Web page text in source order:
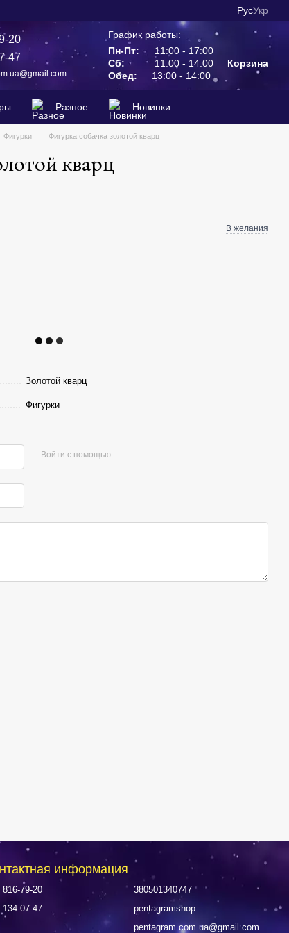
РусУкр
20
47
График работы:
Пн-Пт:
11:00 - 17:00
Сб:
11:00 - 14:00
Обед:
13:00 - 14:00
Корзина
Разное Новинки
Фигурки Фигурка собачка золотой кварц
кварц
В желания
Золотой кварц
Фигурки
Войти с помощью
информация
816-79-20
134-07-47
380501340747
pentagramshop
pentagram.com.ua@gmail.com